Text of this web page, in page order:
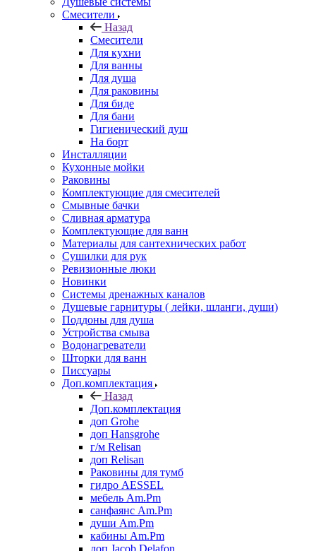
Смесители
Назад
Смесители
Для кухни
Для ванны
Для душа
Для раковины
Для биде
Для бани
Гигиенический душ
На борт
Инсталляции
Кухонные мойки
Раковины
Комплектующие для смесителей
Смывные бачки
Сливная арматура
Комплектующие для ванн
Материалы для сантехнических работ
Сушилки для рук
Ревизионные люки
Новинки
Системы дренажных каналов
Душевые гарнитуры ( лейки, шланги, души)
Поддоны для душа
Устройства смыва
Водонагреватели
Шторки для ванн
Писсуары
Доп.комплектация
Назад
Доп.комплектация
доп Grohe
доп Hansgrohe
г/м Relisan
доп Relisan
Раковины для тумб
гидро AESSEL
мебель Am.Pm
санфаянс Am.Pm
души Am.Pm
кабины Am.Pm
доп Jacob Delafon